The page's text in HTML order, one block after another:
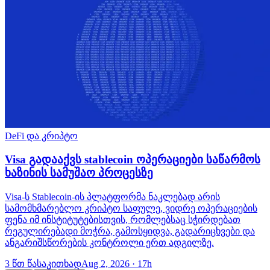
DeFi და კრიპტო
Visa გადააქვს stablecoin ოპერაციები საწარმოს
ხაზინის სამუშაო პროცესზე
Visa-ს Stablecoin-ის პლატფორმა ნაკლებად არის
სამომხმარებლო კრიპტო საფულე, ვიდრე ოპერაციების
ფენა იმ ინსტიტუტებისთვის, რომლებსაც სჭირდებათ
რეგულირებადი მოჭრა, გამოსყიდვა, გადარიცხვები და
ანგარიშსწორების კონტროლი ერთ ადგილზე.
3 წთ წასაკითხადAug 2, 2026 · 17h